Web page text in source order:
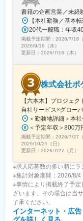
書籍の企画営業／未経
20代一般職：年収
掲載予定期間： 2026/7/16（
2026/9/16（水）
更新日： 2026/7/16（木）
株式会社ポ
【六本木】プロジェ
自社サービス×グロー
掲載予定期間： 2026/7/27（
2026/10/25（日）
更新日： 2026/7/27（月）
※求人応募数の多い順にラ
※集計対象期間：2026/8/4
※事情により掲載終了予
ざいます。その場合は当
了承ください。
インターネット・広